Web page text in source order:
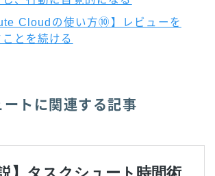
Cloudの使い方⑩】レビューを
とを続ける
ートに関連する記事